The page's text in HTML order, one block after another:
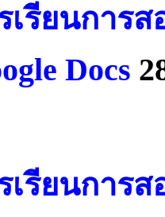
เรียนการ
Docs
เรียนการ